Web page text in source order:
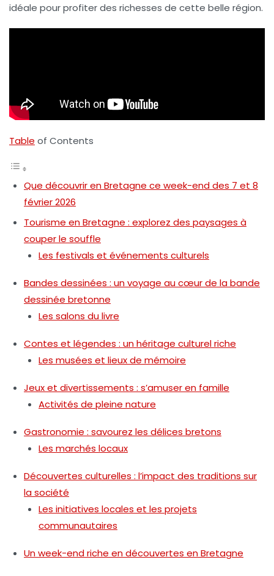
idéale pour profiter des richesses de cette belle région.
Table of Contents
Que découvrir en Bretagne ce week-end des 7 et 8
février 2026
Tourisme en Bretagne : explorez des paysages à
couper le souffle
Les festivals et événements culturels
Bandes dessinées : un voyage au cœur de la bande
dessinée bretonne
Les salons du livre
Contes et légendes : un héritage culturel riche
Les musées et lieux de mémoire
Jeux et divertissements : s’amuser en famille
Activités de pleine nature
Gastronomie : savourez les délices bretons
Les marchés locaux
Découvertes culturelles : l’impact des traditions sur
la société
Les initiatives locales et les projets
communautaires
Un week-end riche en découvertes en Bretagne